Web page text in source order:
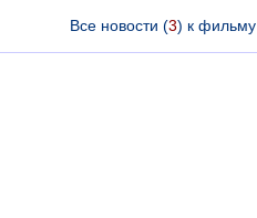
Все новости (3) к фильму